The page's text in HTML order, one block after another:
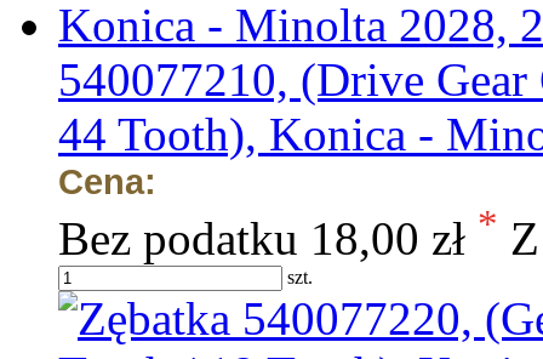
540077210, (Drive
44 Tooth), Konica -
Cena:
Bez podatku 18,00 zł *
szt.